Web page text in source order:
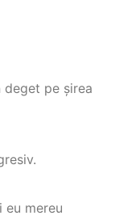
pe șirea
mereu